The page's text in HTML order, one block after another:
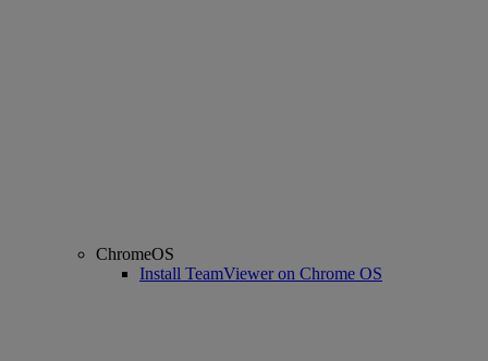
ChromeOS
Install TeamViewer on Chrome OS